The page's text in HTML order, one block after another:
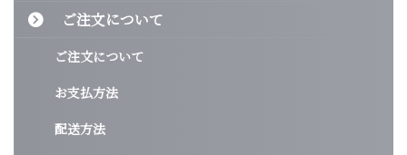
ご注文について
ご注文について
お支払方法
配送方法